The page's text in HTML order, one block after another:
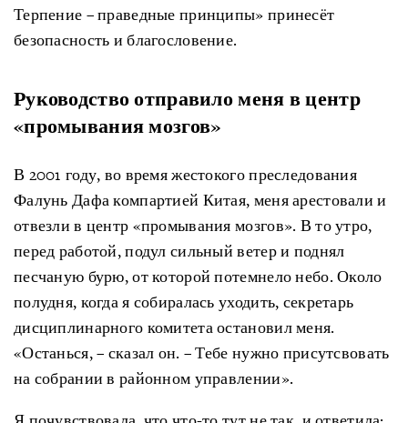
Терпение – праведные принципы» принесёт
безопасность и благословение.
Руководство отправило меня в центр
«промывания мозгов»
В 2001 году, во время жестокого преследования
Фалунь Дафа компартией Китая, меня арестовали и
отвезли в центр «промывания мозгов». В то утро,
перед работой, подул сильный ветер и поднял
песчаную бурю, от которой потемнело небо. Около
полудня, когда я собиралась уходить, секретарь
дисциплинарного комитета остановил меня.
«Останься, – сказал он. – Тебе нужно присутсвовать
на собрании в районном управлении».